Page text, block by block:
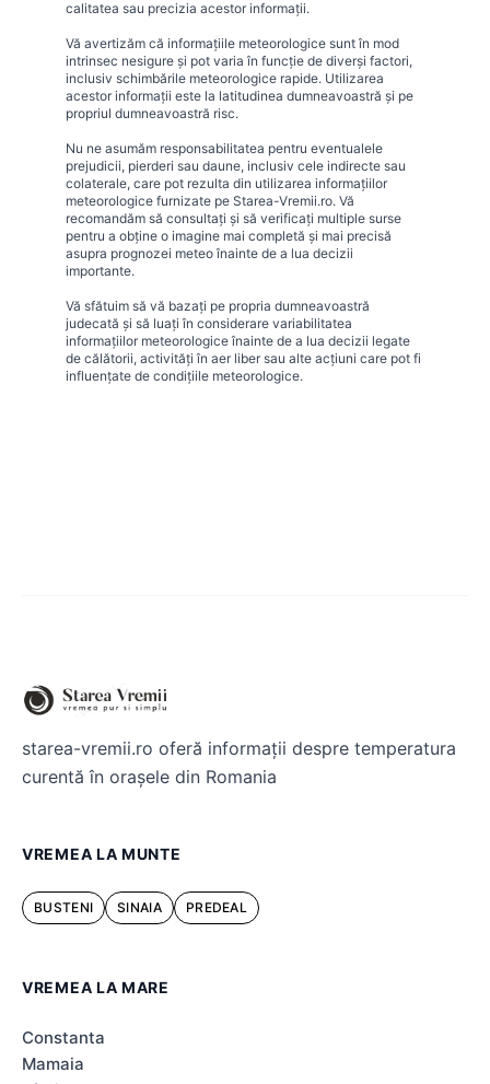
calitatea sau precizia acestor informații.
Vă avertizăm că informațiile meteorologice sunt în mod
intrinsec nesigure și pot varia în funcție de diverși factori,
inclusiv schimbările meteorologice rapide. Utilizarea
acestor informații este la latitudinea dumneavoastră și pe
propriul dumneavoastră risc.
Nu ne asumăm responsabilitatea pentru eventualele
prejudicii, pierderi sau daune, inclusiv cele indirecte sau
colaterale, care pot rezulta din utilizarea informațiilor
meteorologice furnizate pe Starea-Vremii.ro. Vă
recomandăm să consultați și să verificați multiple surse
pentru a obține o imagine mai completă și mai precisă
asupra prognozei meteo înainte de a lua decizii
importante.
Vă sfătuim să vă bazați pe propria dumneavoastră
judecată și să luați în considerare variabilitatea
informațiilor meteorologice înainte de a lua decizii legate
de călătorii, activități în aer liber sau alte acțiuni care pot fi
influențate de condițiile meteorologice.
starea-vremii.ro oferă informații despre temperatura
curentă în orașele din Romania
VREMEA LA MUNTE
BUSTENI SINAIA PREDEAL
VREMEA LA MARE
Constanta
Mamaia